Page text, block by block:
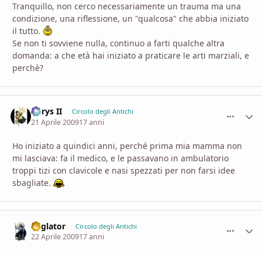
Tranquillo, non cerco necessariamente un trauma ma una
condizione, una riflessione, un "qualcosa" che abbia iniziato
il tutto.
Se non ti sovviene nulla, continuo a farti qualche altra
domanda: a che età hai iniziato a praticare le arti marziali, e
perchè?
Aerys II Circolo degli Antichi
21 Aprile 200917 anni
Ho iniziato a quindici anni, perché prima mia mamma non
mi lasciava: fa il medico, e le passavano in ambulatorio
troppi tizi con clavicole e nasi spezzati per non farsi idee
sbagliate.
daglator Circolo degli Antichi
22 Aprile 200917 anni